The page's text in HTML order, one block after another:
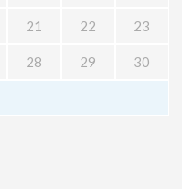
21 22 23
28 29 30